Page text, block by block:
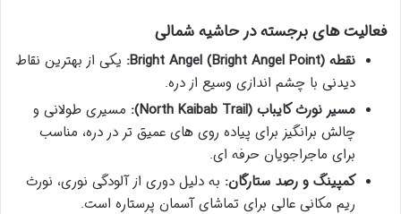
فعالیت های برجسته در حاشیه شمالی
نقطه Bright Angel (Bright Angel Point):
یکی از بهترین نقاط
دیدنی با چشم اندازی وسیع از دره.
مسیر نورث کایباب (North Kaibab Trail):
مسیری طولانی و
چالش برانگیز برای پیاده روی های عمیق تر در دره، مناسب
برای ماجراجویان حرفه ای.
کمپینگ و رصد ستارگان: به دلیل دوری از آلودگی نوری، نورث
ریم مکانی عالی برای تماشای آسمان پرستاره است.